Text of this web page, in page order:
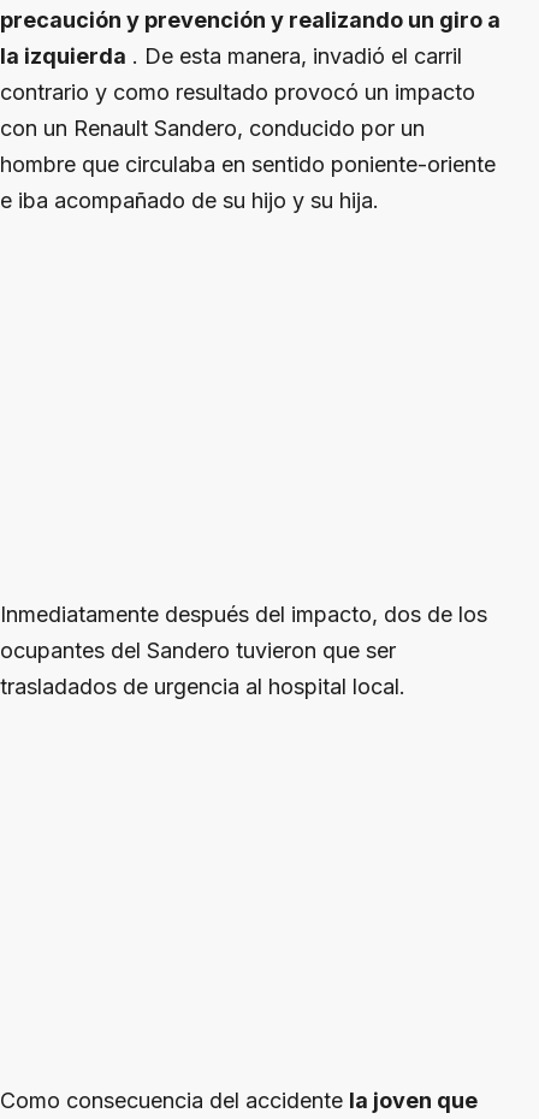
precaución y prevención y realizando un giro a
la izquierda . De esta manera, invadió el carril
contrario y como resultado provocó un impacto
con un Renault Sandero, conducido por un
hombre que circulaba en sentido poniente-oriente
e iba acompañado de su hijo y su hija.
Inmediatamente después del impacto, dos de los
ocupantes del Sandero tuvieron que ser
trasladados de urgencia al hospital local.
Como consecuencia del accidente la joven que